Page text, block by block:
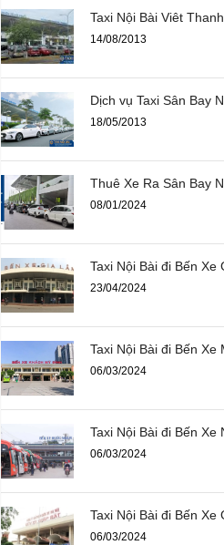
Taxi Nội Bài Viêt
14/08/2013
Dịch vụ Taxi Sân Bay
18/05/2013
Thuê Xe Ra Sân Bay
08/01/2024
Taxi Nội Bài đi Bến Xe
23/04/2024
Taxi Nội Bài đi Bến Xe
06/03/2024
Taxi Nội Bài đi Bến Xe
06/03/2024
Taxi Nội Bài đi Bến Xe
06/03/2024